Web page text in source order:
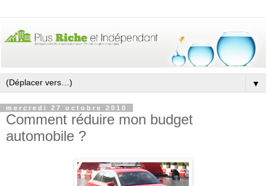
▼
mercredi 27 octobre 2010
Comment réduire mon budget
automobile ?